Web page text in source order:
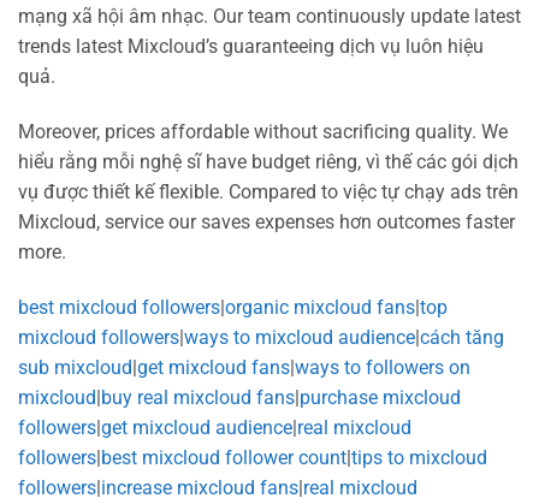
mạng xã hội âm nhạc. Our team continuously update latest
trends latest Mixcloud’s guaranteeing dịch vụ luôn hiệu
quả.
Moreover, prices affordable without sacrificing quality. We
hiểu rằng mỗi nghệ sĩ have budget riêng, vì thế các gói dịch
vụ được thiết kế flexible. Compared to việc tự chạy ads trên
Mixcloud, service our saves expenses hơn outcomes faster
more.
best mixcloud followers|organic mixcloud fans|top
mixcloud followers|ways to mixcloud audience|cách tăng
sub mixcloud|get mixcloud fans|ways to followers on
mixcloud|buy real mixcloud fans|purchase mixcloud
followers|get mixcloud audience|real mixcloud
followers|best mixcloud follower count|tips to mixcloud
followers|increase mixcloud fans|real mixcloud